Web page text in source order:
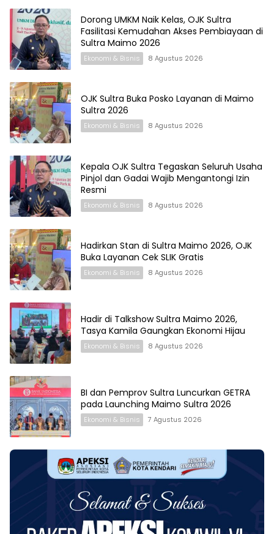
Dorong UMKM Naik Kelas, OJK Sultra
Fasilitasi Kemudahan Akses Pembiayaan di
Sultra Maimo 2026
Ekonomi & Bisnis 8 Agustus 2026
OJK Sultra Buka Posko Layanan di Maimo
Sultra 2026
Ekonomi & Bisnis 8 Agustus 2026
Kepala OJK Sultra Tegaskan Seluruh Usaha
Pinjol dan Gadai Wajib Mengantongi Izin
Resmi
Ekonomi & Bisnis 8 Agustus 2026
Hadirkan Stan di Sultra Maimo 2026, OJK
Buka Layanan Cek SLIK Gratis
Ekonomi & Bisnis 8 Agustus 2026
Hadir di Talkshow Sultra Maimo 2026,
Tasya Kamila Gaungkan Ekonomi Hijau
Ekonomi & Bisnis 8 Agustus 2026
BI dan Pemprov Sultra Luncurkan GETRA
pada Launching Maimo Sultra 2026
Ekonomi & Bisnis 7 Agustus 2026